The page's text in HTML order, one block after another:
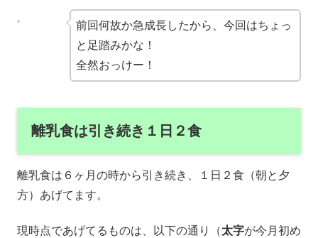
前回何故か急成長したから、今回はちょっ
と足踏みかな！
全然おっけー！
離乳食は引き続き１日２食
離乳食は６ヶ月の時から引き続き、１日２食（朝と夕
方）あげてます。
現時点であげてるものは、以下の通り（太字が今月初め